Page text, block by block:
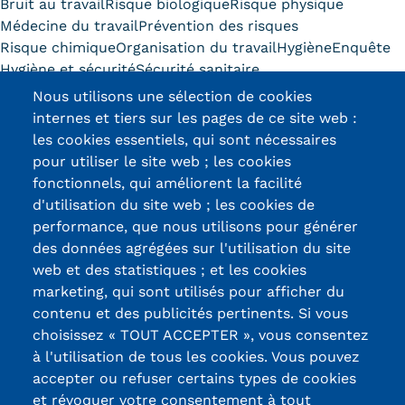
Statistiques
FAQ
Lexique
Téléchargements
Qualiopi
Le Cnam ICSV
Mobilité internationale et
Erasmus
Règlement intérieur
Infos élèves
Modalités d'inscription
Bruit au travailRisque biologiqueRisque physique
Médecine du travailPrévention des risques
Risque chimiqueOrganisation du travailHygièneEnquête
Hygiène et sécuritéSécurité sanitaire
Découvrir ce diplôme
13, Rue Ernest
Thierry-Mieg
90010 BELFORT
Cedex
Certifications /
Labels qualité
Nous utilisons une sélection de cookies
internes et tiers sur les pages de ce site web :
les cookies essentiels, qui sont nécessaires
pour utiliser le site web ; les cookies
fonctionnels, qui améliorent la facilité
d'utilisation du site web ; les cookies de
performance, que nous utilisons pour générer
des données agrégées sur l'utilisation du site
web et des statistiques ; et les cookies
marketing, qui sont utilisés pour afficher du
contenu et des publicités pertinents. Si vous
choisissez « TOUT ACCEPTER », vous consentez
à l'utilisation de tous les cookies. Vous pouvez
accepter ou refuser certains types de cookies
et révoquer votre consentement à tout